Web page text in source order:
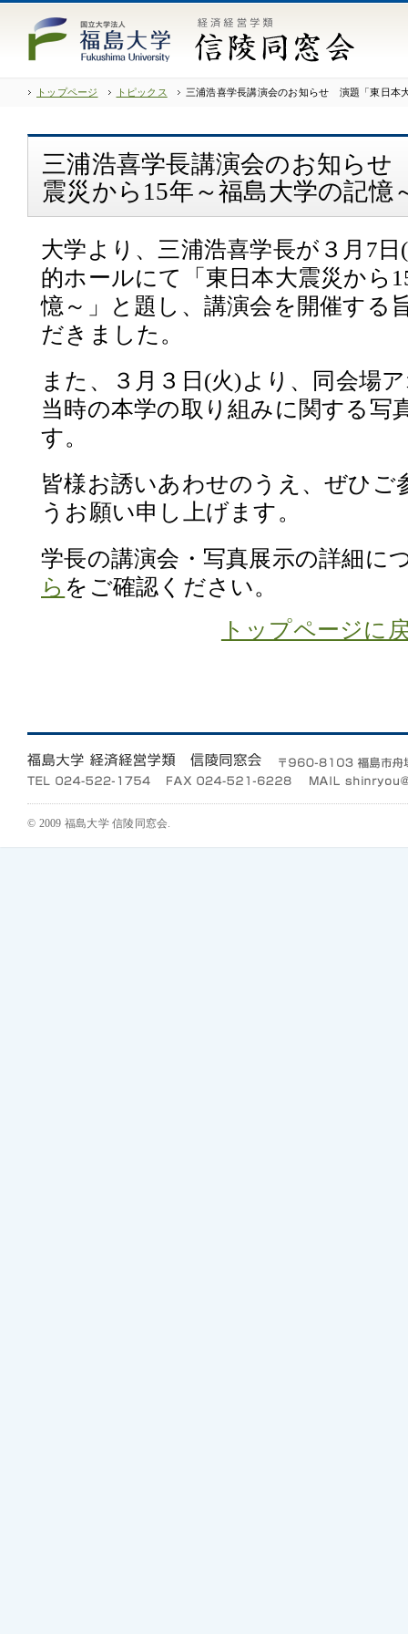
トップページ トピックス 三浦浩喜学長講演会のお知らせ 演題「東日本
三浦浩喜学長講演会のお知ら
震災から15年～福島大学の記憶
大学より、三浦浩喜学長が３月7
的ホールにて「東日本大震災から
憶～」と題し、講演会を開催する
だきました。
また、３月３日(火)より、同会場
当時の本学の取り組みに関する写
す。
皆様お誘いあわせのうえ、ぜひご
うお願い申し上げます。
学長の講演会・写真展示の詳細に
ら をご確認ください。
トップページに
© 2009 福島大学 信陵同窓会.